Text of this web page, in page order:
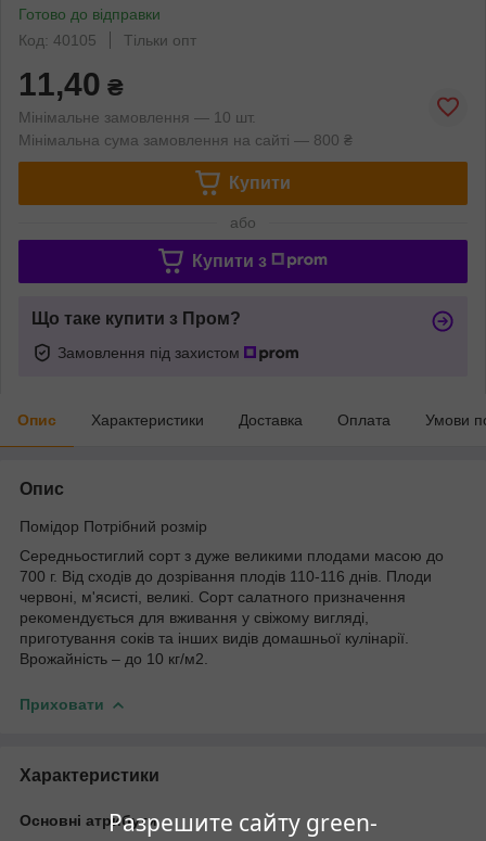
Разрешите сайту green-
Готово до відправки
Код: 40105
Тільки опт
11,40 ₴
Мінімальне замовлення — 10 шт.
Мінімальна сума замовлення на сайті — 800 ₴
Купити
або
Купити з
Що таке купити з Пром?
Замовлення під захистом
Опис Характеристики Доставка Оплата Умови
Опис
Помідор Потрібний розмір
Середньостиглий сорт з дуже великими плодами масою до
700 г. Від сходів до дозрівання плодів 110-116 днів. Плоди
червоні, м'ясисті, великі. Сорт салатного призначення
рекомендується для вживання у свіжому вигляді,
приготування соків та інших видів домашньої кулінарії.
Врожайність – до 10 кг/м2.
Приховати
Характеристики
Основні атрибути